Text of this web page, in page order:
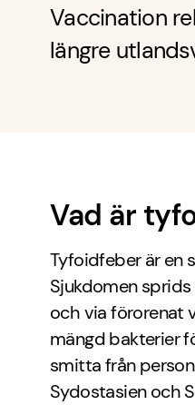
Vaccination
längre
Vad är
Tyfoidfeber är en
Sjukdomen
och via förorenat
mängd bakterier
smitta från
Sydostasien och